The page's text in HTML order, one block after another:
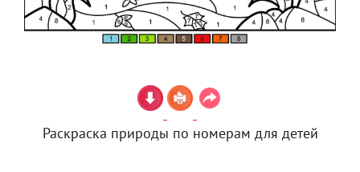
Раскраска природы по номерам для детей